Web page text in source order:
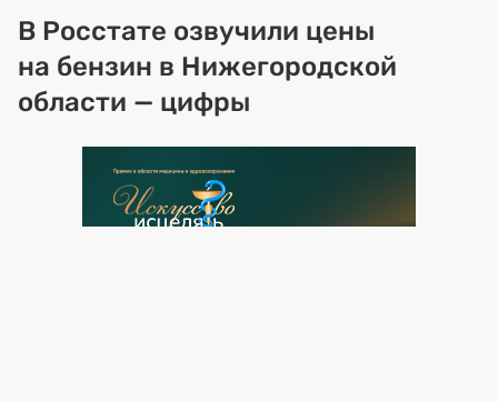
Новости
Статьи
Здоровье
BORЩ
Искусство исцелять
В Росстате озвучили цены
на бензин в Нижегородской
области — цифры